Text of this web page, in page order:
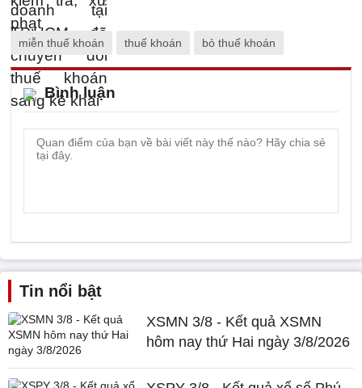
miễn thuế khoán thuế khoán bỏ thuế khoán
Bình luận
Tin nổi bật
XSMN 3/8 - Kết quả XSMN
hôm nay thứ Hai ngày 3/8/2026